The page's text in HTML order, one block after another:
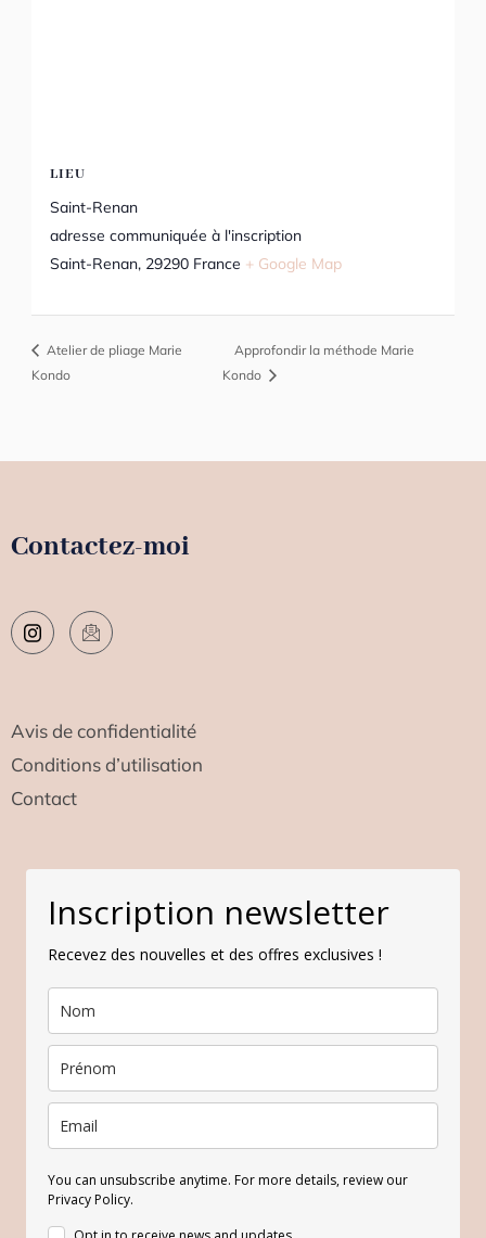
LIEU
Saint-Renan
adresse communiquée à l'inscription
Saint-Renan, 29290 France + Google Map
Atelier de pliage Marie
Kondo
Approfondir la méthode Marie
Kondo
Contactez-moi
Avis de confidentialité
Conditions d’utilisation
Contact
Inscription newsletter
Recevez des nouvelles et des offres exclusives !
You can unsubscribe anytime. For more details, review our
Privacy Policy.